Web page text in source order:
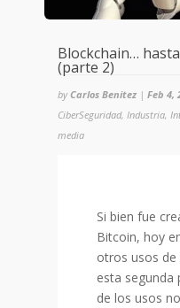
Blockchain…
(parte 2)
byCarlos Benitez| Feb 4,
CiberSeguridad, Industria,
media
Si bien fue
Bitcoin, hoy
otros usos de
esta
de los usos